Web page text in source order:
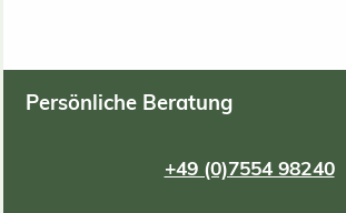
Persönliche Beratung
+49 (0)7554 98240